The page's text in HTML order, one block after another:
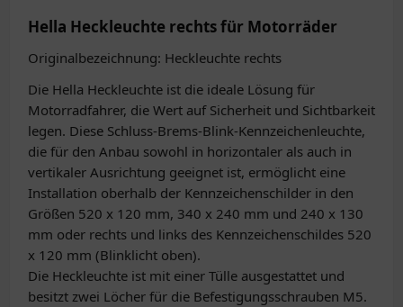
Hella Heckleuchte rechts für Motorräder
Originalbezeichnung: Heckleuchte rechts
Die Hella Heckleuchte ist die ideale Lösung für
Motorradfahrer, die Wert auf Sicherheit und Sichtbarkeit
legen. Diese Schluss-Brems-Blink-Kennzeichenleuchte,
die für den Anbau sowohl in horizontaler als auch in
vertikaler Ausrichtung geeignet ist, ermöglicht eine
Installation oberhalb der Kennzeichenschilder in den
Größen 520 x 120 mm, 340 x 240 mm und 240 x 130
mm oder rechts und links des Kennzeichenschildes 520
x 120 mm (Blinklicht oben).
Die Heckleuchte ist mit einer Tülle ausgestattet und
besitzt zwei Löcher für die Befestigungsschrauben M5.